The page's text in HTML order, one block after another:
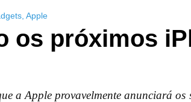
Apple
os próximos
a Apple provavelmente anunciará os